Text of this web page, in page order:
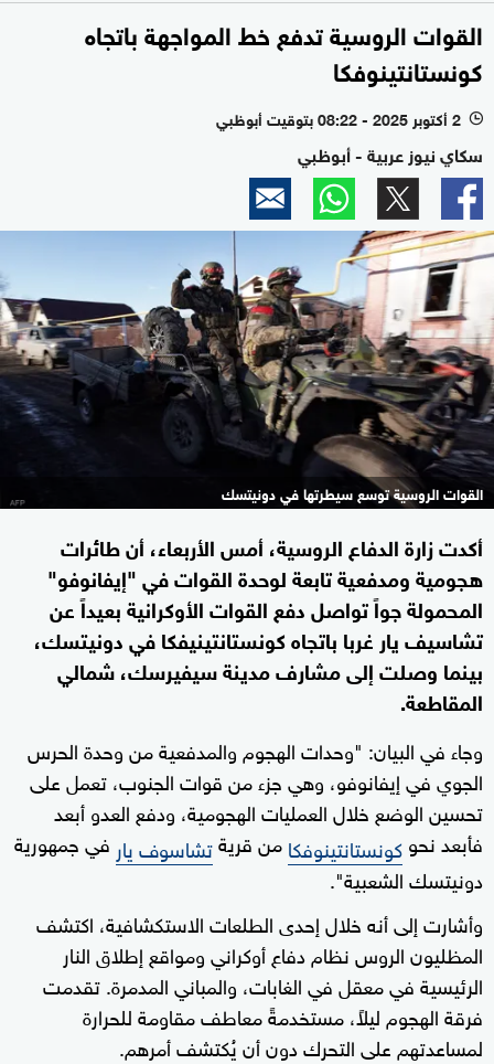
القوات الروسية تدفع خط المواجهة باتجاه
كونستانتينوفكا
l 2 أكتوبر 2025 - 08:22 بتوقيت أبوظبي
سكاي نيوز عربية - أبوظبي
القوات الروسية توسع سيطرتها في دونيتسك
أكدت زارة الدفاع الروسية، أمس الأربعاء، أن طائرات
هجومية ومدفعية تابعة لوحدة القوات في "إيفانوفو"
المحمولة جواً تواصل دفع القوات الأوكرانية بعيداً عن
تشاسيف يار غربا باتجاه كونستانتينيفكا في دونيتسك،
بينما وصلت إلى مشارف مدينة سيفيرسك، شمالي
المقاطعة.
وجاء في البيان: "وحدات الهجوم والمدفعية من وحدة الحرس
الجوي في إيفانوفو، وهي جزء من قوات الجنوب، تعمل على
تحسين الوضع خلال العمليات الهجومية، ودفع العدو أبعد
فأبعد نحوكونستانتينوفكامن قريةتشاسوف يار في جمهورية
دونيتسك الشعبية".
وأشارت إلى أنه خلال إحدى الطلعات الاستكشافية، اكتشف
المظليون الروس نظام دفاع أوكراني ومواقع إطلاق النار
الرئيسية في معقل في الغابات، والمباني المدمرة. تقدمت
فرقة الهجوم ليلاً، مستخدمةً معاطف مقاومة للحرارة
لمساعدتهم على التحرك دون أن يُكتشف أمرهم.